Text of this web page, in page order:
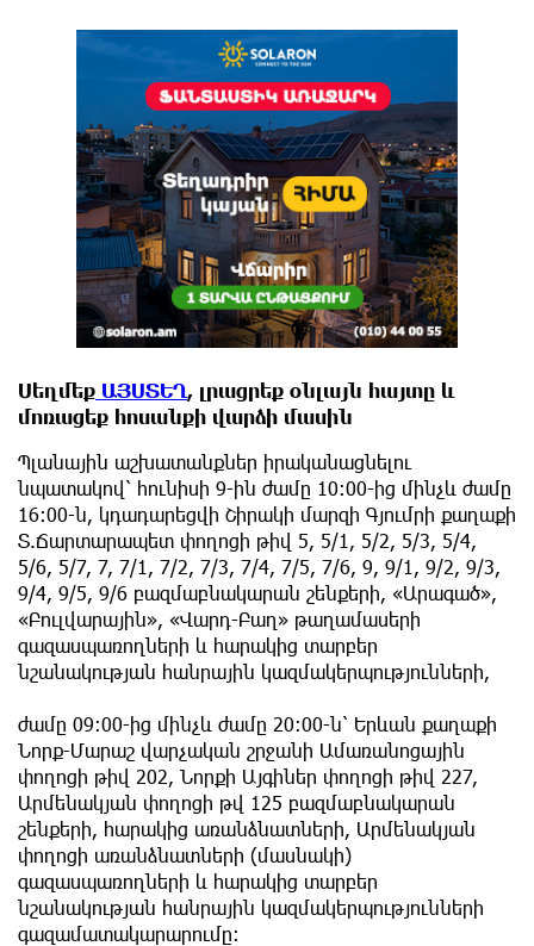
Սեղմեք ԱՅՍՏԵՂ, լրացրեք օնլայն հայտը և
մոռացեք հոսանքի վարձի մասին
Պլանային աշխատանքներ իրականացնելու
նպատակով՝ հունիսի 9-ին ժամը 10:00-ից մինչև ժամը
16:00-ն, կդադարեցվի Շիրակի մարզի Գյումրի քաղաքի
Տ.Ճարտարապետ փողոցի թիվ 5, 5/1, 5/2, 5/3, 5/4,
5/6, 5/7, 7, 7/1, 7/2, 7/3, 7/4, 7/5, 7/6, 9, 9/1, 9/2, 9/3,
9/4, 9/5, 9/6 բազմաբնակարան շենքերի, «Արագած»,
«Բուլվարային», «Վարդ-Բաղ» թաղամասերի
գազասպառողների և հարակից տարբեր
նշանակության հանրային կազմակերպությունների,
ժամը 09:00-ից մինչև ժամը 20:00-ն՝ Երևան քաղաքի
Նորք-Մարաշ վարչական շրջանի Ամառանոցային
փողոցի թիվ 202, Նորքի Այգիներ փողոցի թիվ 227,
Արմենակյան փողոցի թվ 125 բազմաբնակարան
շենքերի, հարակից առանձնատների, Արմենակյան
փողոցի առանձնատների (մասնակի)
գազասպառողների և հարակից տարբեր
նշանակության հանրային կազմակերպությունների
գազամատակարարումը։